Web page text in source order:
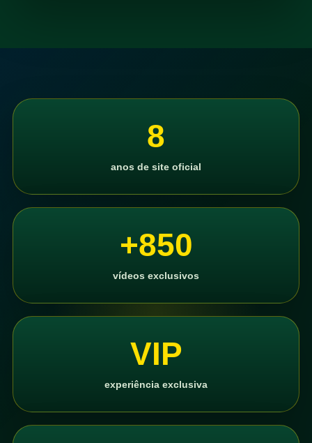
8
anos de site oficial
+850
vídeos exclusivos
VIP
experiência exclusiva